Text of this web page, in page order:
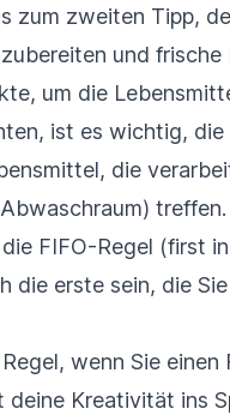
zum zweiten Tipp,
und
um die
ist es wichtig,
die
FIFO-Regel (first
die erste sein, die
wenn Sie
deine Kreativität ins